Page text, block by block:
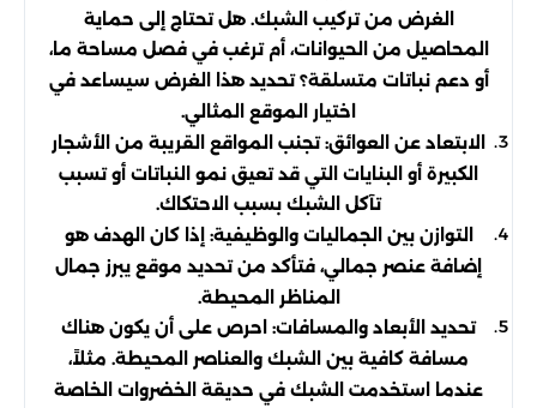
الغرض من تركيب الشبك. هل تحتاج إلى حماية
المحاصيل من الحيوانات، أم ترغب في فصل مساحة ما،
أو دعم نباتات متسلقة؟ تحديد هذا الغرض سيساعد في
اختيار الموقع المثالي.
الابتعاد عن العوائق: تجنب المواقع القريبة من الأشجار
الكبيرة أو البنايات التي قد تعيق نمو النباتات أو تسبب
تآكل الشبك بسبب الاحتكاك.
التوازن بين الجماليات والوظيفية: إذا كان الهدف هو
إضافة عنصر جمالي، فتأكد من تحديد موقع يبرز جمال
المناظر المحيطة.
تحديد الأبعاد والمسافات: احرص على أن يكون هناك
مسافة كافية بين الشبك والعناصر المحيطة. مثلاً،
عندما استخدمت الشبك في حديقة الخضروات الخاصة